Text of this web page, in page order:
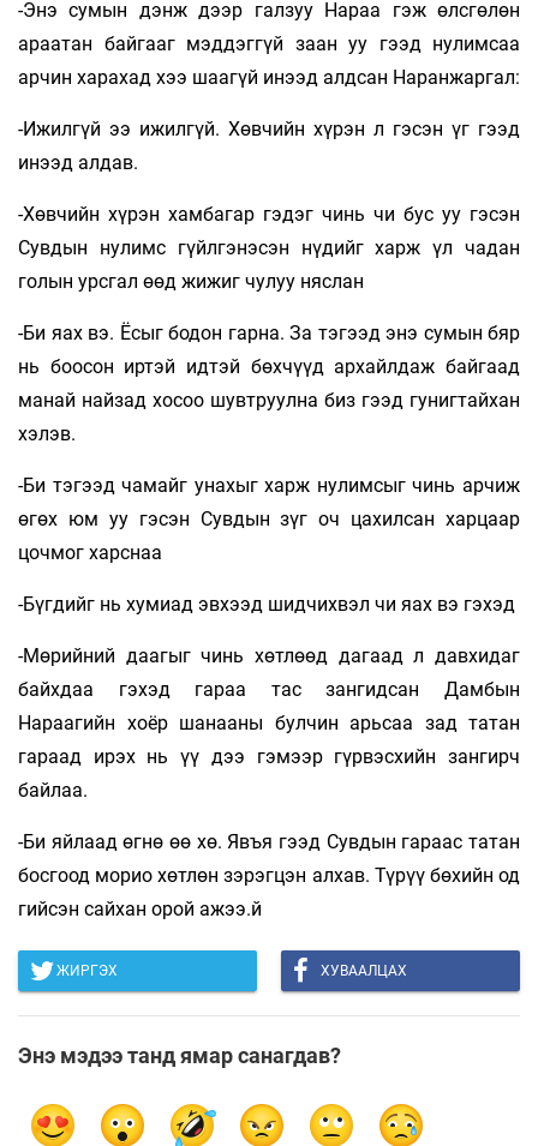
-Энэ сумын дэнж дээр галзуу Нараа гэж өлсгөлөн
араатан байгааг мэддэггүй заан уу гээд нулимсаа
арчин харахад хээ шаагүй инээд алдсан Наранжаргал:
-Ижилгүй ээ ижилгүй. Хөвчийн хүрэн л гэсэн үг гээд
инээд алдав.
-Хөвчийн хүрэн хамбагар гэдэг чинь чи бус уу гэсэн
Сувдын нулимс гүйлгэнэсэн нүдийг харж үл чадан
голын урсгал өөд жижиг чулуу няслан
-Би яах вэ. Ёсыг бодон гарна. За тэгээд энэ сумын бяр
нь боосон иртэй идтэй бөхчүүд архайлдаж байгаад
манай найзад хосоо шувтруулна биз гээд гунигтайхан
хэлэв.
-Би тэгээд чамайг унахыг харж нулимсыг чинь арчиж
өгөх юм уу гэсэн Сувдын зүг оч цахилсан харцаар
цочмог харснаа
-Бүгдийг нь хумиад эвхээд шидчихвэл чи яах вэ гэхэд
-Мөрийний даагыг чинь хөтлөөд дагаад л давхидаг
байхдаа гэхэд гараа тас зангидсан Дамбын
Нараагийн хоёр шанааны булчин арьсаа зад татан
гараад ирэх нь үү дээ гэмээр гүрвэсхийн зангирч
байлаа.
-Би яйлаад өгнө өө хө. Явъя гээд Сувдын гараас татан
босгоод морио хөтлөн зэрэгцэн алхав. Түрүү бөхийн од
гийсэн сайхан орой ажээ.й
ЖИРГЭХ ХУВААЛЦАХ
Энэ мэдээ танд ямар санагдав?